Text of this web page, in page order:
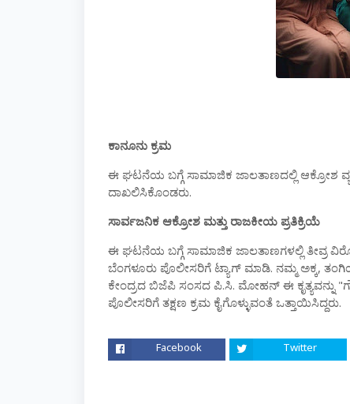
ಕಾನೂನು ಕ್ರಮ
ಈ ಘಟನೆಯ ಬಗ್ಗೆ ಸಾಮಾಜಿಕ ಜಾಲತಾಣದಲ್ಲಿ ಆಕ್ರೋಶ
ದಾಖಲಿಸಿಕೊಂಡರು.
ಸಾರ್ವಜನಿಕ ಆಕ್ರೋಶ ಮತ್ತು ರಾಜಕೀಯ ಪ್ರತಿಕ್ರಿಯೆ
ಈ ಘಟನೆಯ ಬಗ್ಗೆ ಸಾಮಾಜಿಕ ಜಾಲತಾಣಗಳಲ್ಲಿ ತೀವ್ರ
ಬೆಂಗಳೂರು ಪೊಲೀಸರಿಗೆ ಟ್ಯಾಗ್ ಮಾಡಿ. ನಮ್ಮ ಅಕ್ಕ,
ಕೇಂದ್ರದ ಬಿಜೆಪಿ ಸಂಸದ ಪಿ.ಸಿ. ಮೋಹನ್ ಈ ಕೃತ್ಯವನ್ನು"
ಪೊಲೀಸರಿಗೆ ತಕ್ಷಣ ಕ್ರಮ ಕೈಗೊಳ್ಳುವಂತೆ ಒತ್ತಾಯಿಸಿದ್ದರು.
Facebook Twitter